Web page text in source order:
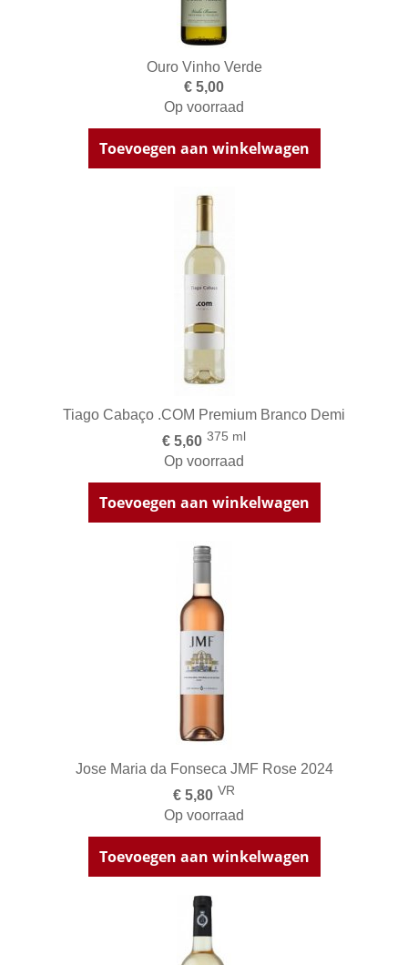
Ouro Vinho Verde
€ 5,00
Op voorraad
Toevoegen aan winkelwagen
Tiago Cabaço .COM Premium Branco Demi
€ 5,60 375 ml
Op voorraad
Toevoegen aan winkelwagen
Jose Maria da Fonseca JMF Rose 2024
€ 5,80 VR
Op voorraad
Toevoegen aan winkelwagen